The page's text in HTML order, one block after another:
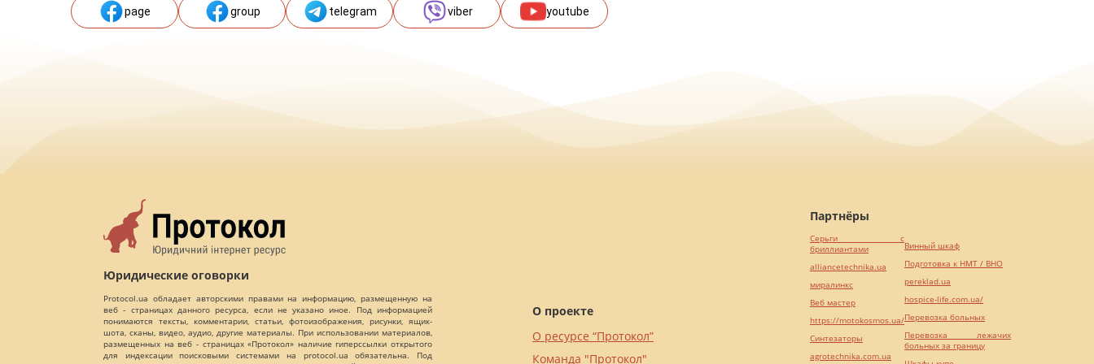
page group telegram viber youtube
Юридические оговорки
Protocol.ua обладает авторскими правами на информацию, размещенную на
веб - страницах данного ресурса, если не указано иное. Под информацией
понимаются тексты, комментарии, статьи, фотоизображения, рисунки, ящик-
шота, сканы, видео, аудио, другие материалы. При использовании материалов,
размещенных на веб - страницах «Протокол» наличие гиперссылки открытого
для индексации поисковыми системами на protocol.ua обязательна. Под
О проекте
О ресурсе “Протокол”
Команда "Протокол"
Партнёры
Серьги с
бриллиантами
alliancetechnika.ua
миралинкс
Веб мастер
https://motokosmos.ua/
Синтезаторы
agrotechnika.com.ua
Винный шкаф
Подготовка к НМТ / ВНО
pereklad.ua
hospice-life.com.ua/
Перевозка больных
Перевозка лежачих
больных за границу